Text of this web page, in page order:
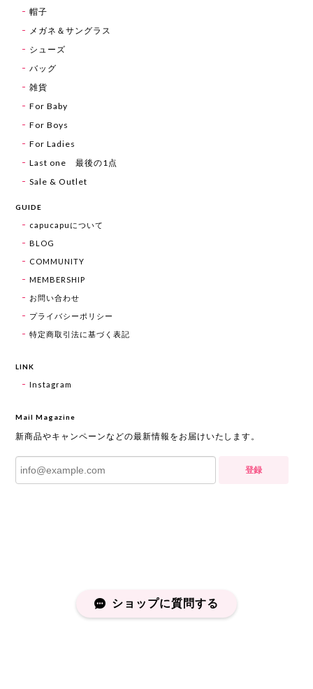
帽子
メガネ＆サングラス
シューズ
バッグ
雑貨
For Baby
For Boys
For Ladies
Last one 最後の1点
Sale & Outlet
GUIDE
capucapuについて
BLOG
COMMUNITY
MEMBERSHIP
お問い合わせ
プライバシーポリシー
特定商取引法に基づく表記
LINK
Instagram
Mail Magazine
新商品やキャンペーンなどの最新情報をお届けいたします。
登録
ショップに質問する